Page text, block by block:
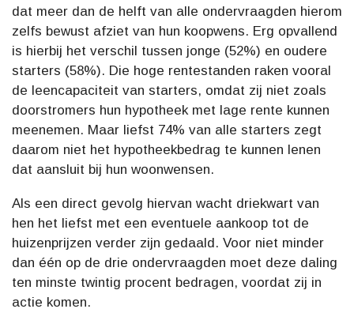
dat meer dan de helft van alle ondervraagden hierom
zelfs bewust afziet van hun koopwens. Erg opvallend
is hierbij het verschil tussen jonge (52%) en oudere
starters (58%). Die hoge rentestanden raken vooral
de leencapaciteit van starters, omdat zij niet zoals
doorstromers hun hypotheek met lage rente kunnen
meenemen. Maar liefst 74% van alle starters zegt
daarom niet het hypotheekbedrag te kunnen lenen
dat aansluit bij hun woonwensen.
Als een direct gevolg hiervan wacht driekwart van
hen het liefst met een eventuele aankoop tot de
huizenprijzen verder zijn gedaald. Voor niet minder
dan één op de drie ondervraagden moet deze daling
ten minste twintig procent bedragen, voordat zij in
actie komen.